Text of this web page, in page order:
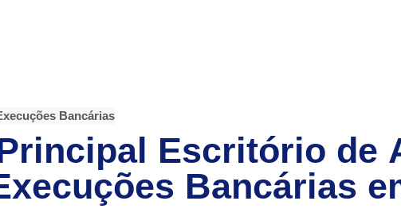
Bancárias
Escritório de
Bancárias